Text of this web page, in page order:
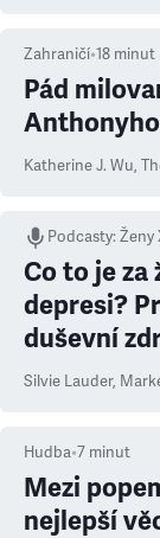
Zahraničí•18 minut
Pád
Katherine J. Wu,
Podcasty:Ženy
Co to je za
depresi?
duševní
Silvie Lauder,
Hudba•7 minut
Mezi
nejlepší